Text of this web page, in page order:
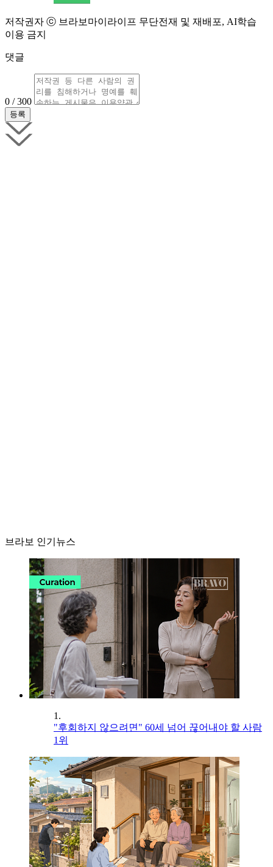
저작권자 ⓒ 브라보마이라이프 무단전재 및 재배포, AI학습
이용 금지
댓글
0 / 300
브라보 인기뉴스
1.
"후회하지 않으려면" 60세 넘어 끊어내야 할 사람
1위